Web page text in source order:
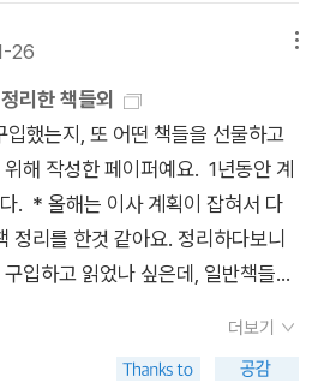
도통 감을 잡지 못하겠다는 말이
처럼 입술이 벌어지는 ‘ㅇ’과 닫히
인 단어가 “안녕.” 사실 ‘안’은 입술
아니라 모음 ‘ㅏ’이지만 시인도 알
야 에티켓일 것이다. 입술이 닫히는
술이 (조금) 닫히는 모음 ‘ㅕ’인 것과
르지만, 아니, 아닐 확률이 거의 10
기 시작할 때의 점과 끝날 때 마지
쓰는 거 같다. 만일 처음과 끝이 만나
는 것이고, 마주치지 못한다면 처
피고 주문했다고 했는데 그러지 못했
객센터에 문의를 했더니 바로 부품을
다. 오래된 제품인데도 부품을 구매
가 아니라서 그런가 싶은 생각이 스
출고된 지 얼마 되지 않아도 부품이
다. 권장 사용기간도 점점 짧아지고
2배를 지불했지만 만족도는 최상
손잡이를 끼우니 완벽하다. 지난
었다. 노벨문학상에 대한 관심이 점
에 수상한 작가의 소설을 책장에
서랍에 넣어두었다고 생각해야겠
낼 생각으로도 바쁜 날들이 시작될
럼 상큼한 맛을 기대하는 건 아니
과는 다른 분위기의 소설이라 궁금
는 좋은 줄 모르다가 나중에 그녀만
된다. 그러니 『우주적인 안녕』은
녕(安寧), 그 자체일지도 모른다.
님을 생각했다. 나만의 선생님이
그런 모습을 오래 보고 싶다. 그리고
. 새벽까지 과외를 하는 친구를 떠
26
리한 책들외
했는지, 또 어떤 책들을 선물하고
해 작성한 페이퍼예요. 1년동안 계
. * 올해는 이사 계획이 잡혀서 다
정리를 한것 같아요. 정리하다보니
입하고 읽었나 싶은데, 일반책들은
아요. 그리고 정리해야 다음 책 구입
ㅎ 구입한 책들 : 실제 구입한 책
더보기